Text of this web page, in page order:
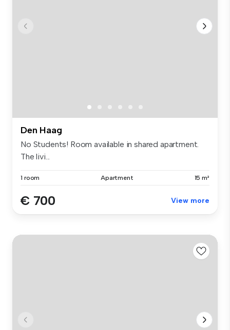
Den Haag
No Students! Room available in shared apartment.
The livi...
1 room Apartment 15 m²
€ 700 View more